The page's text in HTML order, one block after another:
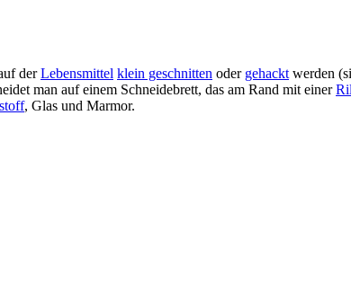
derLebensmittel klein geschnitten oder gehackt werden
man auf einem Schneidebrett, das am Rand mit einer
, Glas und Marmor.